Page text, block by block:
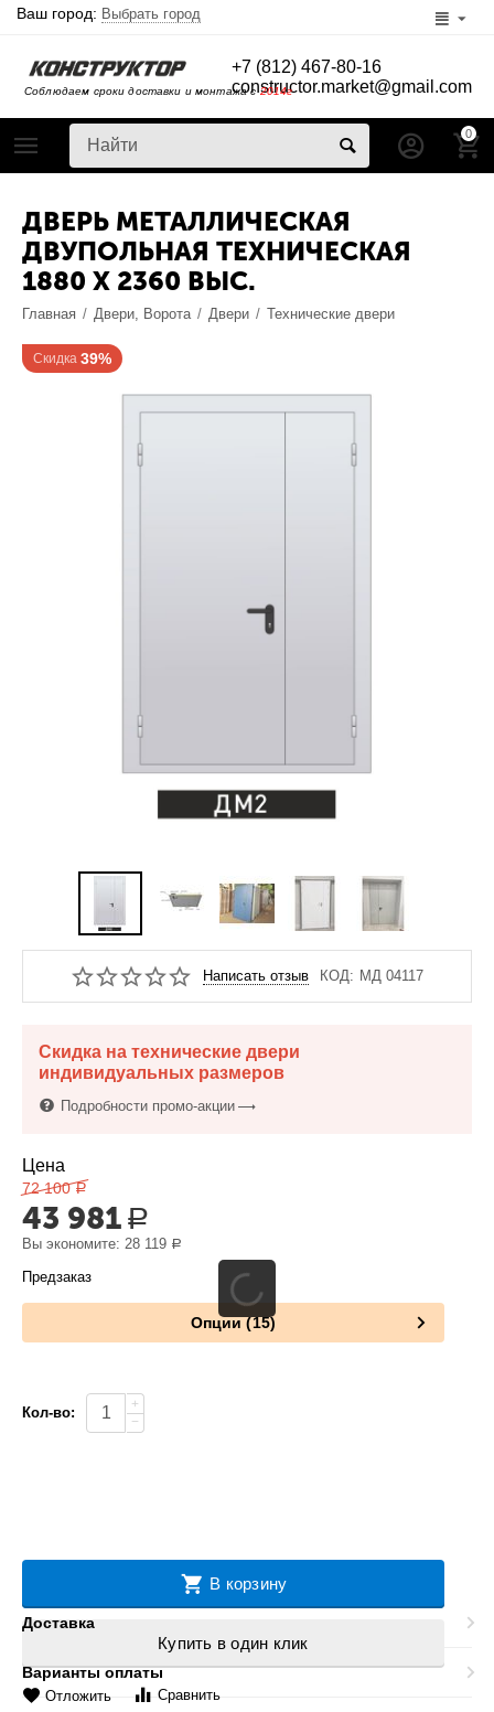
Ваш город: Выбрать город
Соблюдаем сроки доставки и монтажа с2014г
+7 (812) 467-80-16
constructor.market@gmail.com
0
ДВЕРЬ МЕТАЛЛИЧЕСКАЯ
ДВУПОЛЬНАЯ ТЕХНИЧЕСКАЯ
1880 X 2360 ВЫС.
Главная / Двери, Ворота / Двери / Технические двери
Скидка 39%
Написать отзыв КОД: МД 04117
Скидка на технические двери
индивидуальных размеров
Подробности промо-акции
Цена
72 100 Р
43 981 Р
Вы экономите:28 119 Р
Предзаказ
Опции (15)
Кол-во:
+
−
В корзину
Купить в один клик
Отложить Сравнить
Доставка
Варианты оплаты